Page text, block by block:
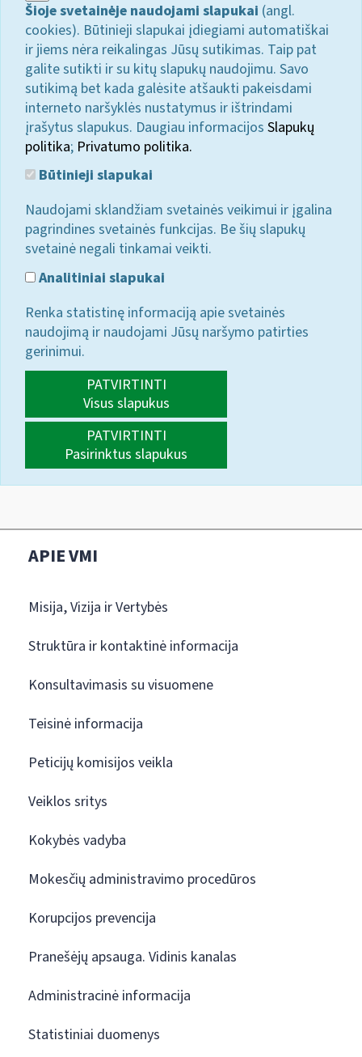
Šioje svetainėje naudojami slapukai (angl.
cookies). Būtinieji slapukai įdiegiami automatiškai
ir jiems nėra reikalingas Jūsų sutikimas. Taip pat
galite sutikti ir su kitų slapukų naudojimu. Savo
sutikimą bet kada galėsite atšaukti pakeisdami
interneto naršyklės nustatymus ir ištrindami
įrašytus slapukus. Daugiau informacijos Slapukų
politika; Privatumo politika.
Būtinieji slapukai
Naudojami sklandžiam svetainės veikimui ir įgalina
pagrindines svetainės funkcijas. Be šių slapukų
svetainė negali tinkamai veikti.
Analitiniai slapukai
Renka statistinę informaciją apie svetainės
naudojimą ir naudojami Jūsų naršymo patirties
gerinimui.
PATVIRTINTI
Visus slapukus
PATVIRTINTI
Pasirinktus slapukus
APIE VMI
Misija, Vizija ir Vertybės
Struktūra ir kontaktinė informacija
Konsultavimasis su visuomene
Teisinė informacija
Peticijų komisijos veikla
Veiklos sritys
Kokybės vadyba
Mokesčių administravimo procedūros
Korupcijos prevencija
Pranešėjų apsauga. Vidinis kanalas
Administracinė informacija
Statistiniai duomenys